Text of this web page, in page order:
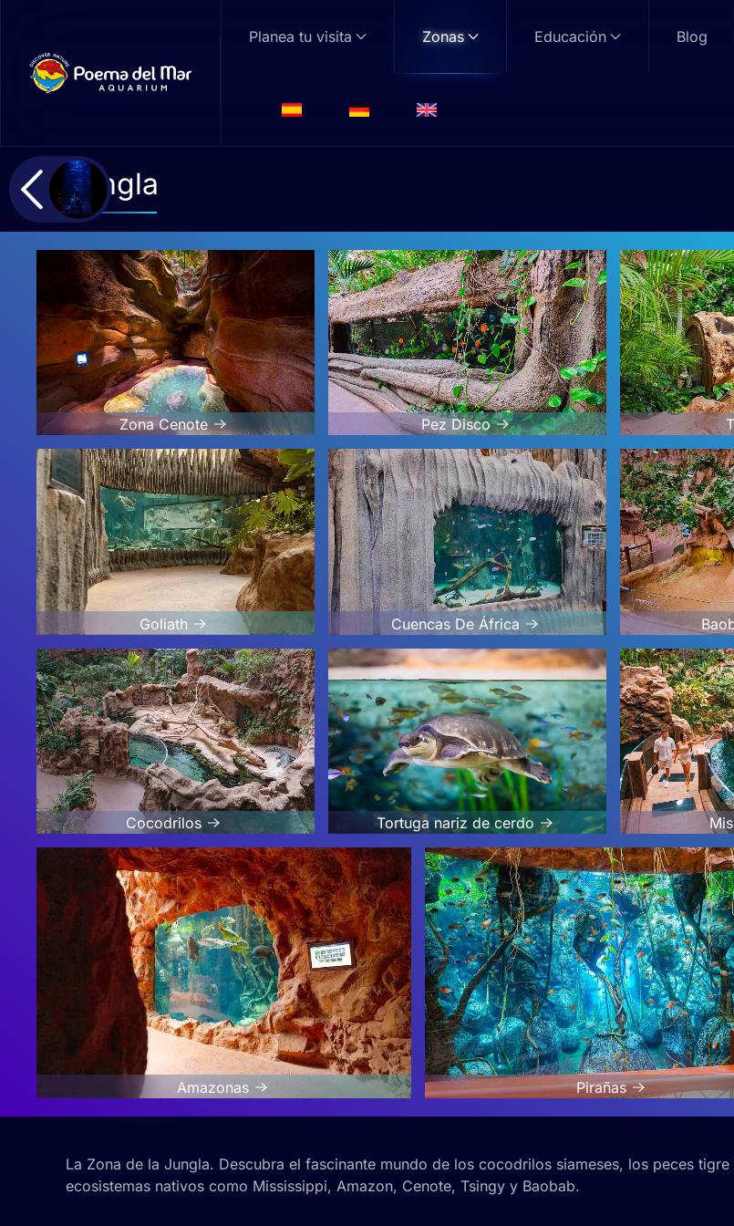
Planea tu visita Zonas Educación Blog
Jungla
Zona Cenote Pez Disco
Goliath Cuencas De África
Cocodrilos Tortuga nariz de cerdo
Amazonas Pirañas
La Zona de la Jungla. Descubra el fascinante mundo de los cocodrilos siameses, los peces
ecosistemas nativos como Mississippi, Amazon, Cenote, Tsingy y Baobab.